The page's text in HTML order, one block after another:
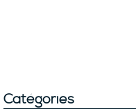
Catégories